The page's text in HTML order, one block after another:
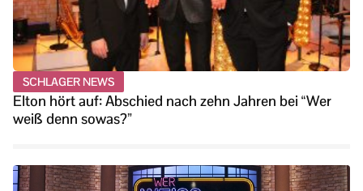
SCHLAGER NEWS
Elton hört auf: Abschied nach zehn Jahren bei “Wer
weiß denn sowas?”